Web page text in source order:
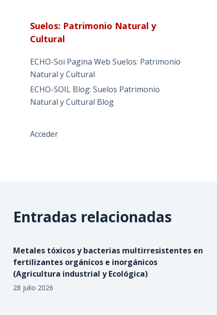
Suelos: Patrimonio Natural y
Cultural
ECHO-Soi Pagina Web Suelos: Patrimonio
Natural y Cultural
ECHO-SOIL Blog: Suelos Patrimonio
Natural y Cultural Blog
Acceder
Entradas relacionadas
Metales tóxicos y bacterias multirresistentes en
fertilizantes orgánicos e inorgánicos
(Agricultura industrial y Ecológica)
28 julio 2026